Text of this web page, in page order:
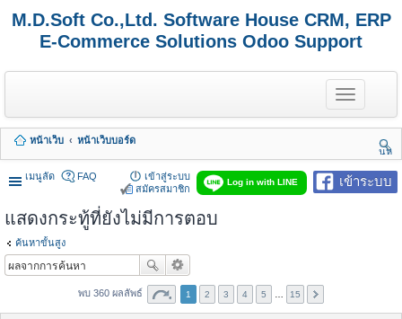
M.D.Soft Co.,Ltd. Software House CRM, ERP
E-Commerce Solutions Odoo Support
T
o
g
e
n
a
หน้าเว็บ
หน้าเว็บบอร์ด
นห
า
เมนูลัด
เข้าระบบ
Log in with LINE
FAQ
เข้าสู่ระบบ
สมัครสมาชิก
แสดงกระทู้ที่ยังไม่มีการตอบ
ค้นหาขั้นสูง
พบ 360 ผลลัพธ์ 1 2 3 4 5 15